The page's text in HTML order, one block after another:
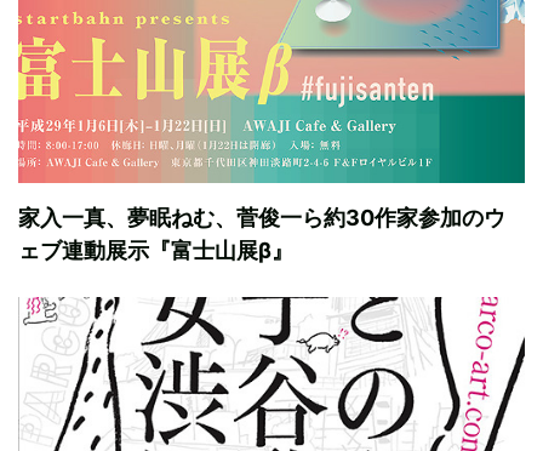
家入一真、夢眠ねむ、菅俊一ら約30作家参加のウ
ェブ連動展示『富士山展β』